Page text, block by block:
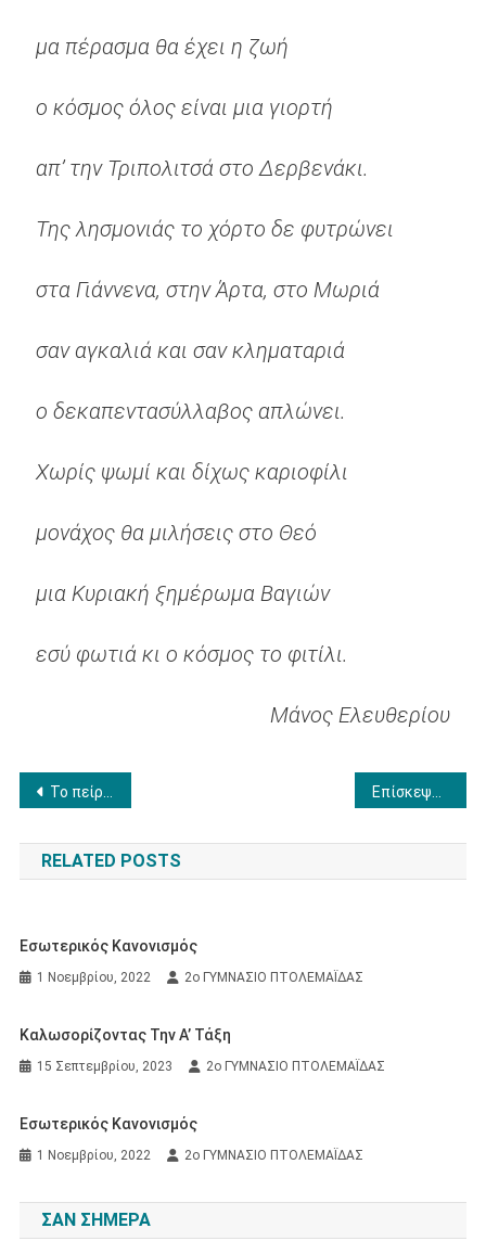
μα πέρασμα θα έχει η ζωή
ο κόσμος όλος είναι μια γιορτή
απ’ την Τριπολιτσά στο Δερβενάκι.
Της λησμονιάς το χόρτο δε φυτρώνει
στα Γιάννενα, στην Άρτα, στο Μωριά
σαν αγκαλιά και σαν κληματαριά
ο δεκαπεντασύλλαβος απλώνει.
Χωρίς ψωμί και δίχως καριοφίλι
μονάχος θα μιλήσεις στο Θεό
μια Κυριακή ξημέρωμα Βαγιών
εσύ φωτιά κι ο κόσμος το φιτίλι.
Μάνος Ελευθερίου
Πλοήγηση
άρθρων
Το πείραμα του Ερατοσθένη
RELATED POSTS
Εσωτερικός Κανονισμός
1 Νοεμβρίου, 2022 2ο ΓΥΜΝΑΣΙΟ ΠΤΟΛΕΜΑΪΔΑΣ
Καλωσορίζοντας Την Α’ Τάξη
15 Σεπτεμβρίου, 2023 2ο ΓΥΜΝΑΣΙΟ ΠΤΟΛΕΜΑΪΔΑΣ
Εσωτερικός Κανονισμός
1 Νοεμβρίου, 2022 2ο ΓΥΜΝΑΣΙΟ ΠΤΟΛΕΜΑΪΔΑΣ
ΣΑΝ ΣΉΜΕΡΑ